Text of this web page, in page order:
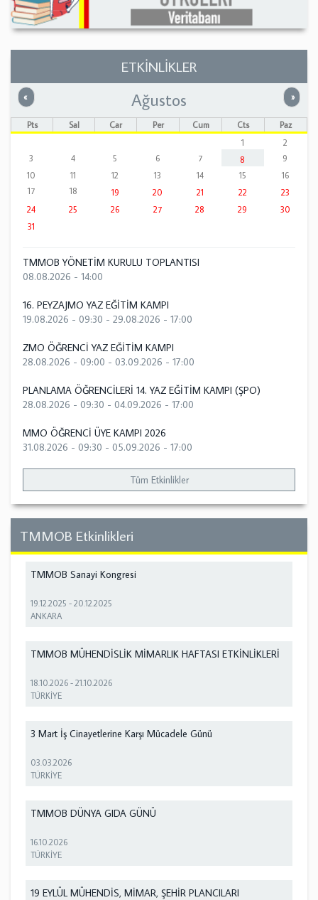
ETKİNLİKLER
« Önceki »
Ağustos
Pts Sal Çar Per Cum Cts
Paz
1
2
3
4 5 6 7 8
9
10
11 12 13 14 15
16
17
18 19 20 21 22
23
24
25 26 27 28 29
30
31
TMMOB YÖNETİM KURULU TOPLANTISI
08.08.2026 - 14:00
16. PEYZAJMO YAZ EĞİTİM KAMPI
19.08.2026 - 09:30 - 29.08.2026 - 17:00
ZMO ÖĞRENCİ YAZ EĞİTİM KAMPI
28.08.2026 - 09:00 - 03.09.2026 - 17:00
PLANLAMA ÖĞRENCİLERİ 14. YAZ EĞİTİM KAMPI (ŞPO)
28.08.2026 - 09:30 - 04.09.2026 - 17:00
MMO ÖĞRENCİ ÜYE KAMPI 2026
31.08.2026 - 09:30 - 05.09.2026 - 17:00
Tüm Etkinlikler
TMMOB Etkinlikleri
TMMOB Sanayi Kongresi
19.12.2025 -20.12.2025
ANKARA
TMMOB MÜHENDİSLİK MİMARLIK HAFTASI ETKİNLİKLERİ
18.10.2026 -21.10.2026
TÜRKİYE
3 Mart İş Cinayetlerine Karşı Mücadele Günü
03.03.2026
TÜRKİYE
TMMOB DÜNYA GIDA GÜNÜ
16.10.2026
TÜRKİYE
19 EYLÜL MÜHENDİS, MİMAR, ŞEHİR PLANCILARI